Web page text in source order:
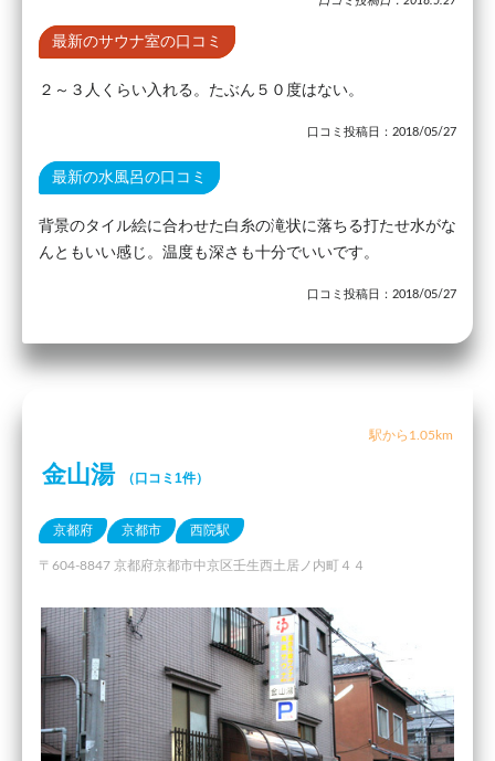
最新のサウナ室の口コミ
２～３人くらい入れる。たぶん５０度はない。
口コミ投稿日：2018/05/27
最新の水風呂の口コミ
背景のタイル絵に合わせた白糸の滝状に落ちる打たせ水がな
んともいい感じ。温度も深さも十分でいいです。
口コミ投稿日：2018/05/27
駅から1.05km
金山湯 （口コミ1件）
京都府 京都市 西院駅
〒604-8847 京都府京都市中京区壬生西土居ノ内町４４